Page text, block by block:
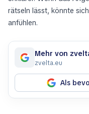
rätseln lässt, könnte
anfühlen.
Mehr von
zvelta.eu
Als